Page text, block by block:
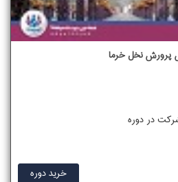
پرورش نخل خرما
شرکت در دوره
خرید دوره